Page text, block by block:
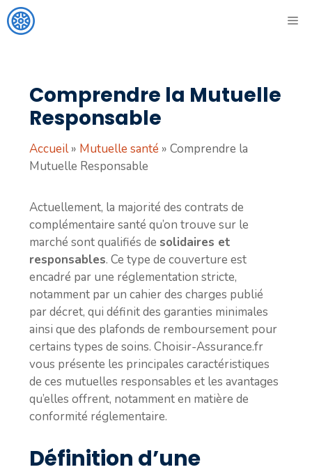
Aller
au
Comprendre la Mutuelle
Responsable
Accueil» Mutuelle santé » Comprendre la
Mutuelle Responsable
Actuellement, la majorité des contrats de
complémentaire santé qu’on trouve sur le
marché sont qualifiés de solidaires et
responsables. Ce type de couverture est
encadré par une réglementation stricte,
notamment par un cahier des charges publié
par décret, qui définit des garanties minimales
ainsi que des plafonds de remboursement pour
certains types de soins. Choisir-Assurance.fr
vous présente les principales caractéristiques
de ces mutuelles responsables et les avantages
qu’elles offrent, notamment en matière de
conformité réglementaire.
Définition d’une